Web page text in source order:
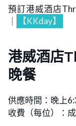
預訂港威酒店
【KKday】
港威酒店
晚餐
供應時間：晚上
收費（每位）：